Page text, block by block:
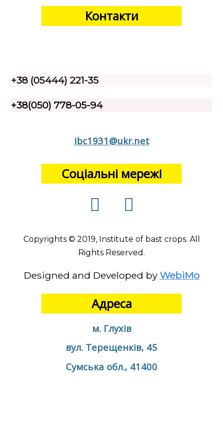
Контакти
+38 (05444) 221-35
+38(050) 778-05-94
ibc1931@ukr.net
Соціальні мережі
Copyrights © 2019, Institute of bast crops. All
Rights Reserved.
Designed and Developed by WebiMo
Адреса
м. Глухів
вул. Терещенків, 45
Сумська обл., 41400